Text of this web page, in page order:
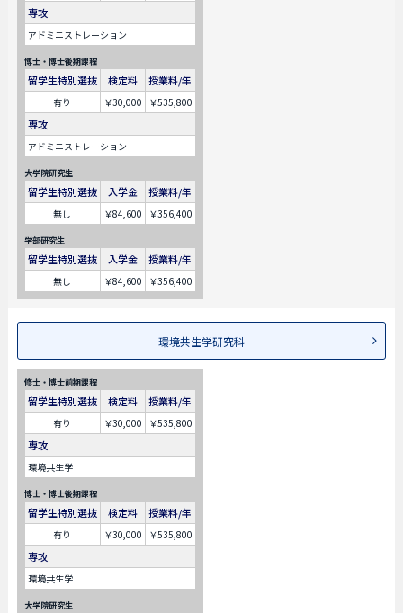
専攻
アドミニストレーション
博士・博士後期課程
留学生特別選抜 検定料 授業料/年
有り ￥30,000 ￥535,800
専攻
アドミニストレーション
大学院研究生
留学生特別選抜 入学金 授業料/年
無し ￥84,600 ￥356,400
学部研究生
留学生特別選抜 入学金 授業料/年
無し ￥84,600 ￥356,400
環境共生学研究科
修士・博士前期課程
留学生特別選抜 検定料 授業料/年
有り ￥30,000 ￥535,800
専攻
環境共生学
博士・博士後期課程
留学生特別選抜 検定料 授業料/年
有り ￥30,000 ￥535,800
専攻
環境共生学
大学院研究生